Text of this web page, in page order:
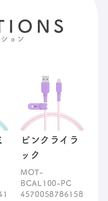
ョン
ピンクライラ
ック
MOT-
BCAL100-PC
4570058786158